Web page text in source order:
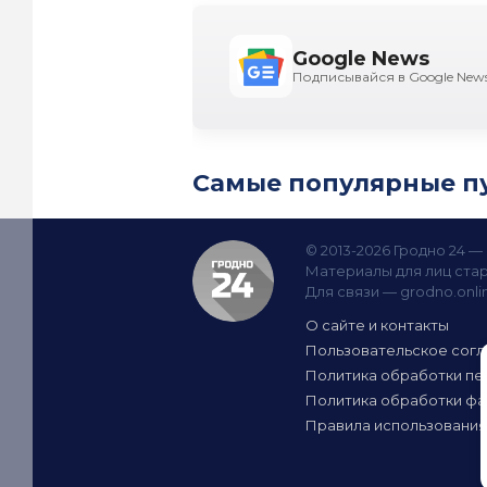
Google News
Подписывайся в Google
Самые популярные
© 2013-2026 Гродно 24
Материалы для лиц
Для связи —
О сайте и контакты
Пользовательское
Политика обработки
Политика обработки
Правила